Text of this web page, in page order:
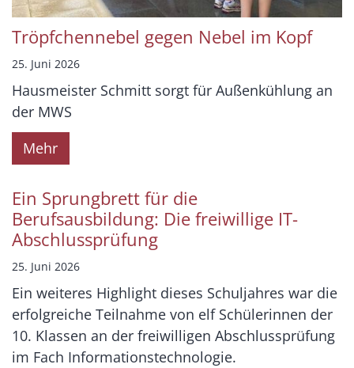
Tröpfchennebel gegen Nebel im Kopf
25. Juni 2026
Hausmeister Schmitt sorgt für Außenkühlung an
der MWS
Mehr
Ein Sprungbrett für die
Berufsausbildung: Die freiwillige IT-
Abschlussprüfung
25. Juni 2026
Ein weiteres Highlight dieses Schuljahres war die
erfolgreiche Teilnahme von elf Schülerinnen der
10. Klassen an der freiwilligen Abschlussprüfung
im Fach Informationstechnologie.